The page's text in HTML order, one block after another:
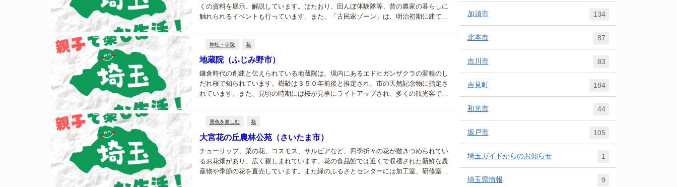
くの資料を展示、解説しています。はたおり、田んぼ体験隊等、昔の農家の暮らしに
触れられるイベントも行っています。また、「古民家ゾーン」は、明治初期に建てら
神社・寺院 花
地蔵院（ふじみ野市）
鎌倉時代の創建と伝えられている地蔵院は、境内にあるエドヒガンザクラの変種のし
だれ桜で知られています。樹齢は３５０年前後と推定され、市の天然記念物に指定さ
れています。また、見頃の時期には桜が見事にライトアップされ、多くの観光客で賑
景色を楽しむ 花
大宮花の丘農林公苑（さいたま市）
チューリップ、菜の花、コスモス、サルビアなど、四季折々の花が敷きつめられてい
るお花畑があり、広く親しまれています。花の食品館では近くで収穫された新鮮な農
産物や季節の花を直売しています。また緑のふるさとセンターには加工室、研修室な
加須市 134
北本市 87
吉川市 83
吉見町 184
和光市 44
坂戸市 105
埼玉ガイドからのお知らせ 1
埼玉県情報 9